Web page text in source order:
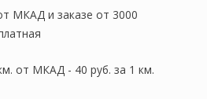
МКАД и заказе от 3000
от МКАД - 40 руб. за 1 км.